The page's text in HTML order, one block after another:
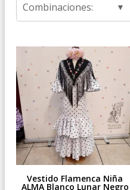
Combinaciones:
Vestido Flamenca Niña
ALMA Blanco Lunar Negro